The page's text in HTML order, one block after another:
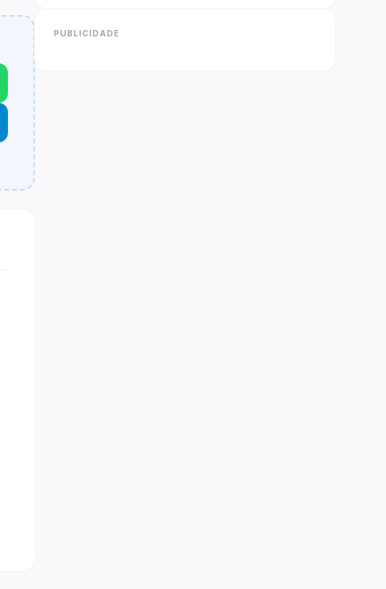
PUBLICIDADE